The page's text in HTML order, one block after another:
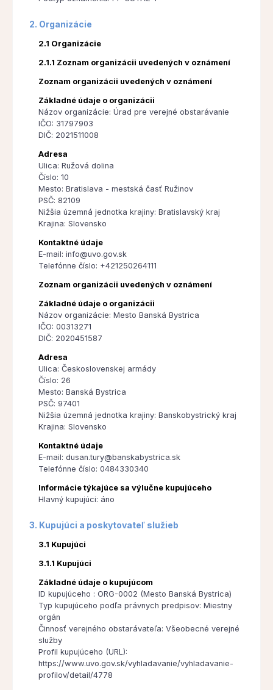
2. Organizácie
2.1 Organizácie
2.1.1 Zoznam organizácii uvedených v oznámení
Zoznam organizácii uvedených v oznámení
Základné údaje o organizácii
Názov organizácie: Úrad pre verejné obstarávanie
IČO: 31797903
DIČ: 2021511008
Adresa
Ulica: Ružová dolina
Číslo: 10
Mesto: Bratislava - mestská časť Ružinov
PSČ: 82109
Nižšia územná jednotka krajiny: Bratislavský kraj
Krajina: Slovensko
Kontaktné údaje
E-mail: info@uvo.gov.sk
Telefónne číslo: +421250264111
Zoznam organizácii uvedených v oznámení
Základné údaje o organizácii
Názov organizácie: Mesto Banská Bystrica
IČO: 00313271
DIČ: 2020451587
Adresa
Ulica: Československej armády
Číslo: 26
Mesto: Banská Bystrica
PSČ: 97401
Nižšia územná jednotka krajiny: Banskobystrický kraj
Krajina: Slovensko
Kontaktné údaje
E-mail: dusan.tury@banskabystrica.sk
Telefónne číslo: 0484330340
Informácie týkajúce sa výlučne kupujúceho
Hlavný kupujúci: áno
3. Kupujúci a poskytovateľ služieb
3.1 Kupujúci
3.1.1 Kupujúci
Základné údaje o kupujúcom
ID kupujúceho : ORG-0002 (Mesto Banská Bystrica)
Typ kupujúceho podľa právnych predpisov: Miestny
orgán
Činnosť verejného obstarávateľa: Všeobecné verejné
služby
Profil kupujúceho (URL):
https://www.uvo.gov.sk/vyhladavanie/vyhladavanie-
profilov/detail/4778